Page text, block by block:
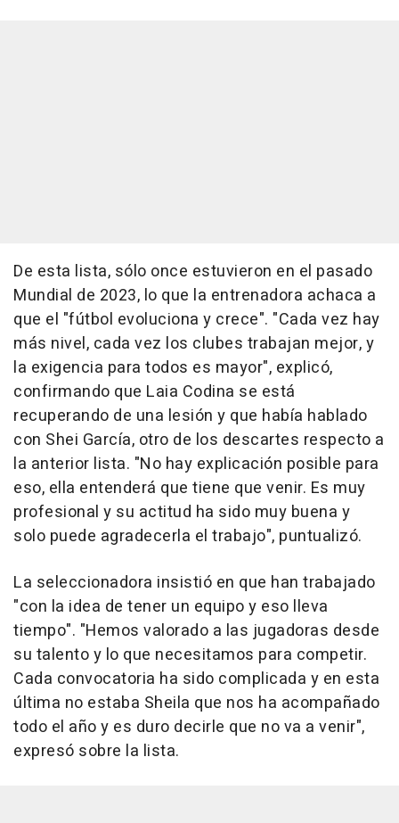
De esta lista, sólo once estuvieron en el pasado
Mundial de 2023, lo que la entrenadora achaca a
que el "fútbol evoluciona y crece". "Cada vez hay
más nivel, cada vez los clubes trabajan mejor, y
la exigencia para todos es mayor", explicó,
confirmando que Laia Codina se está
recuperando de una lesión y que había hablado
con Shei García, otro de los descartes respecto a
la anterior lista. "No hay explicación posible para
eso, ella entenderá que tiene que venir. Es muy
profesional y su actitud ha sido muy buena y
solo puede agradecerla el trabajo", puntualizó.
La seleccionadora insistió en que han trabajado
"con la idea de tener un equipo y eso lleva
tiempo". "Hemos valorado a las jugadoras desde
su talento y lo que necesitamos para competir.
Cada convocatoria ha sido complicada y en esta
última no estaba Sheila que nos ha acompañado
todo el año y es duro decirle que no va a venir",
expresó sobre la lista.